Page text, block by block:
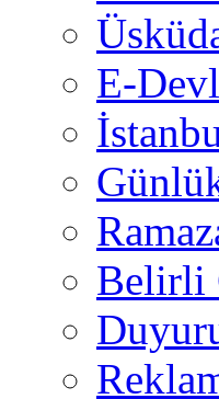
E-
Belirli